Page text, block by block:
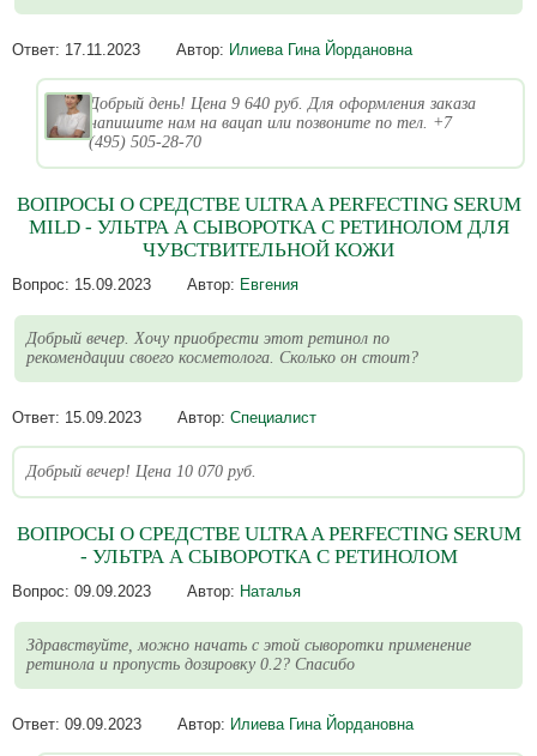
Ответ: 17.11.2023 Автор: Илиева Гина Йордановна
Добрый день! Цена 9 640 руб. Для оформления заказа
напишите нам на вацап или позвоните по тел. +7
(495) 505-28-70
ВОПРОСЫ О СРЕДСТВЕ ULTRA A PERFECTING SERUM
MILD - УЛЬТРА А СЫВОРОТКА С РЕТИНОЛОМ ДЛЯ
ЧУВСТВИТЕЛЬНОЙ КОЖИ
Вопрос: 15.09.2023 Автор: Евгения
Добрый вечер. Хочу приобрести этот ретинол по
рекомендации своего косметолога. Сколько он стоит?
Ответ: 15.09.2023 Автор: Специалист
Добрый вечер! Цена 10 070 руб.
ВОПРОСЫ О СРЕДСТВЕ ULTRA A PERFECTING SERUM
- УЛЬТРА А СЫВОРОТКА С РЕТИНОЛОМ
Вопрос: 09.09.2023 Автор: Наталья
Здравствуйте, можно начать с этой сыворотки применение
ретинола и пропусть дозировку 0.2? Спасибо
Ответ: 09.09.2023 Автор: Илиева Гина Йордановна